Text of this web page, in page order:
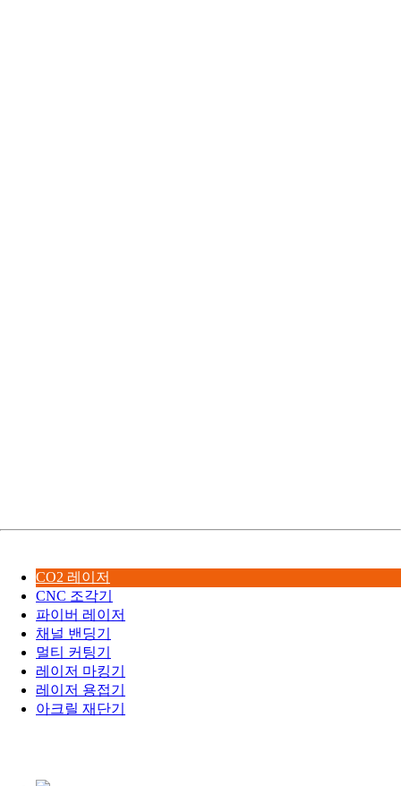
CO2 레이저
CNC 조각기
파이버 레이저
채널 밴딩기
멀티 커팅기
레이저 마킹기
레이저 용접기
아크릴 재단기